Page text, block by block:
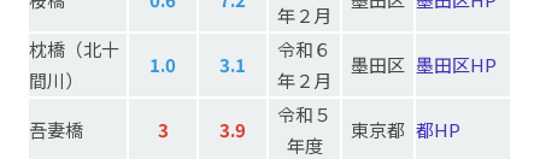
年２月
枕橋 （北十
間川）
1.0 3.1
令和６
年２月
墨田区 墨田区HP
吾妻橋 3 3.9
令和５
年度
東京都 都HP